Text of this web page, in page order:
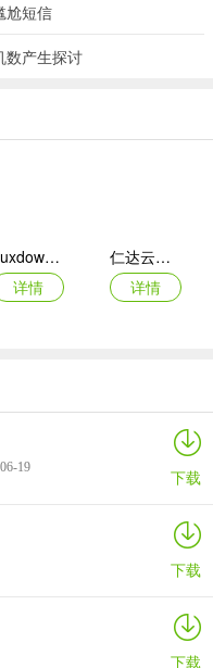
尬短信
数产生探讨
fluxdown手机版
详情
仁达云电脑app
详情
最i玩云手机app
Marvis
19 下载
下载
下载